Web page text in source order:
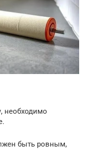
необходимо
быть ровным,